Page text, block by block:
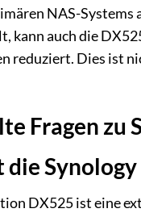
NAS-Systems
kann auch die
reduziert. Dies ist
Fragen zu
die
DX525 ist eine